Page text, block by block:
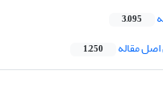
3,095
مقاله 1,250